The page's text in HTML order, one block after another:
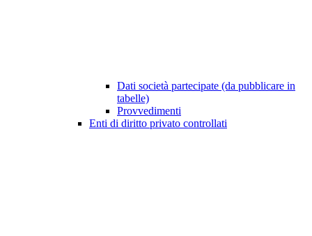
Dati società partecipate (da pubblicare in
tabelle)
Provvedimenti
Enti di diritto privato controllati